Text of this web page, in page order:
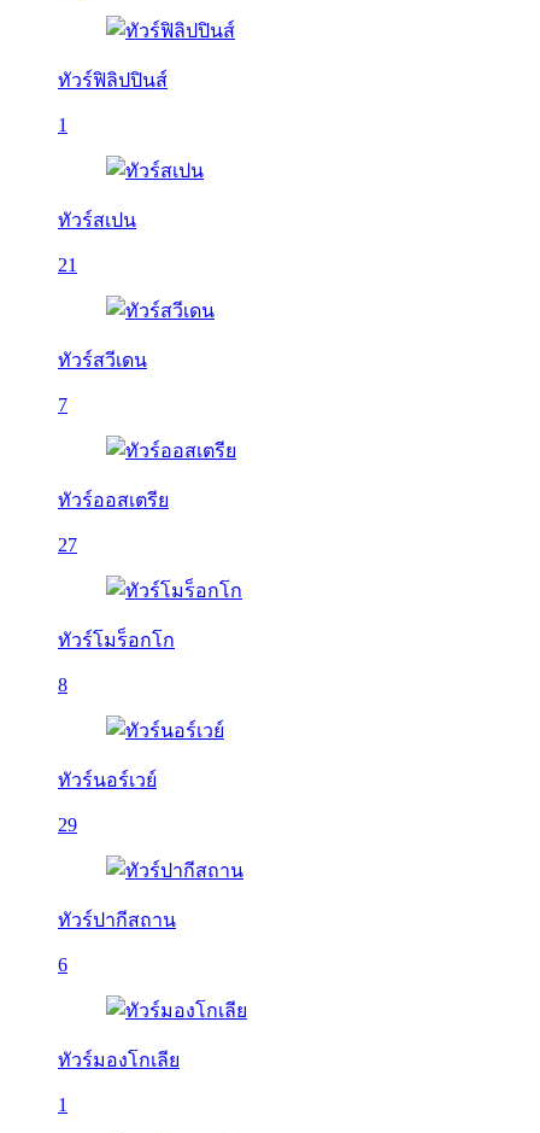
ทัวร์ฟิลิปปินส์
1
ทัวร์สเปน
21
ทัวร์สวีเดน
7
ทัวร์ออสเตรีย
27
ทัวร์โมร็อกโก
8
ทัวร์นอร์เวย์
29
ทัวร์ปากีสถาน
6
ทัวร์มองโกเลีย
1